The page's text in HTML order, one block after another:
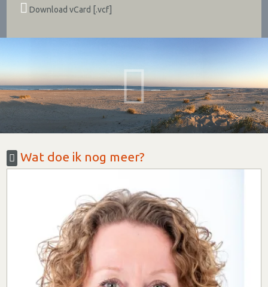
Download vCard [.vcf]
Wat doe ik nog meer?